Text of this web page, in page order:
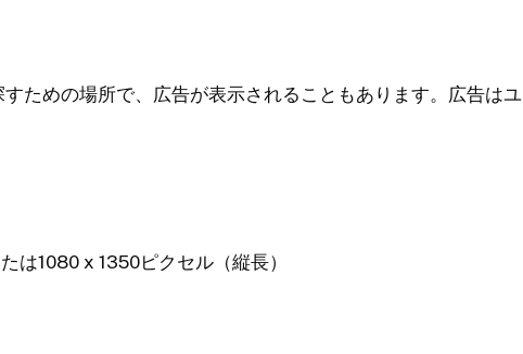
ための場所で、広告が表示されることもあります。広告はユ
は1080 x 1350ピクセル（縦長）